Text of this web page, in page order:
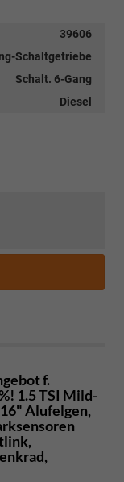
39606
Schaltgetriebe
Schalt. 6-Gang
Diesel
f.
1.5 TSI Mild-
Alufelgen,